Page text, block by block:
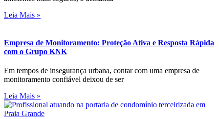
Leia Mais »
Empresa de Monitoramento: Proteção Ativa e Resposta Rápida
com o Grupo KNK
Em tempos de insegurança urbana, contar com uma empresa de
monitoramento confiável deixou de ser
Leia Mais »